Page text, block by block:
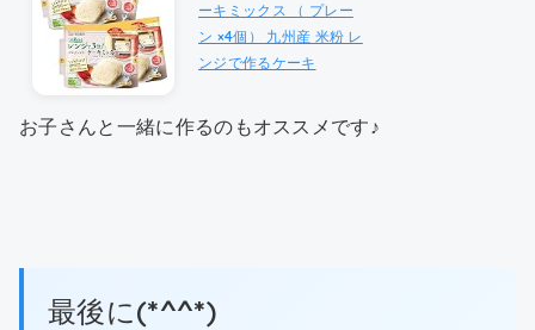
ーキミックス （ プレー
ン ×4個） 九州産 米粉 レ
ンジで作るケーキ
お子さんと一緒に作るのもオススメです♪
最後に(*^^*)